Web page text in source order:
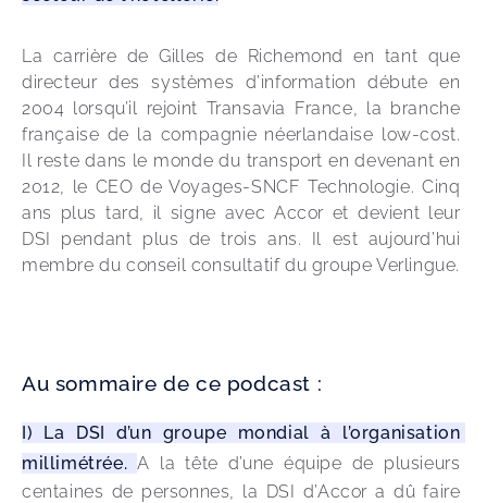
La carrière de Gilles de Richemond en tant que
directeur des systèmes d’information débute en
2004 lorsqu’il rejoint Transavia France, la branche
française de la compagnie néerlandaise low-cost.
Il reste dans le monde du transport en devenant en
2012, le CEO de Voyages-SNCF Technologie. Cinq
ans plus tard, il signe avec Accor et devient leur
DSI pendant plus de trois ans. Il est aujourd’hui
membre du conseil consultatif du groupe Verlingue.
Au sommaire de ce podcast :
I) La DSI d’un groupe mondial à l’organisation
millimétrée. A la tête d’une équipe de plusieurs
centaines de personnes, la DSI d’Accor a dû faire